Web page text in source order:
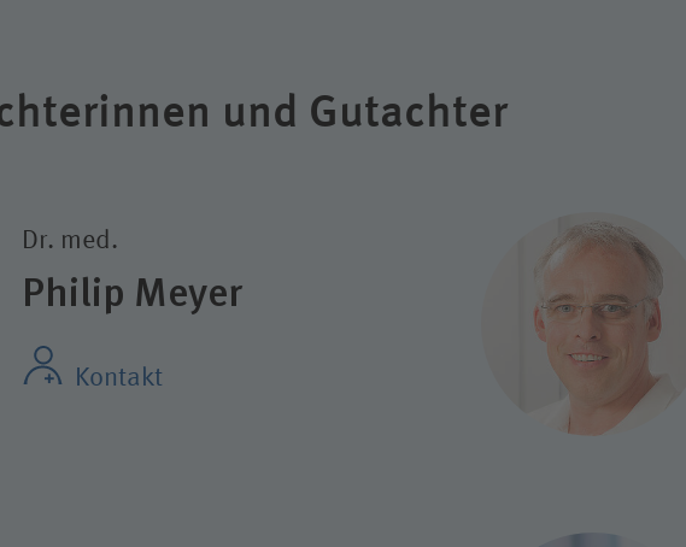
und Gutachter
Dr. med.
Philip Meyer
Kontakt